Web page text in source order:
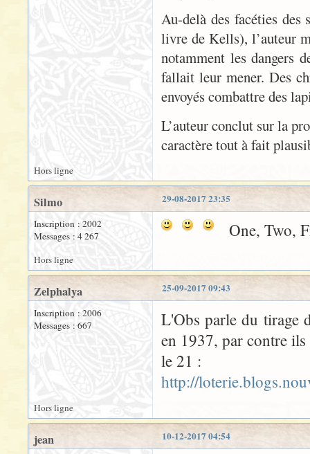
Au-delà des facéties
livre de Kells), l’auteur
notamment les dangers
fallait leur mener. Des
envoyés combattre des
L’auteur conclut sur la
caractère tout à fait
Hors ligne
29-08-2017 23:35
Silmo
Inscription : 2002
Messages : 4 267
One, Two,
Hors ligne
25-09-2017 09:43
Zelphalya
Inscription : 2006
Messages : 667
L'Obs parle du tirage
en 1937, par contre
le 21 :
http://
Hors ligne
10-12-2017 04:54
jean